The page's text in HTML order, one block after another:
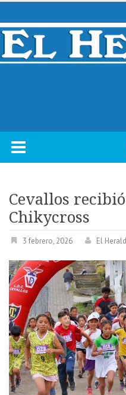
Skip
content
Cevallos
Chikycross
3 febrero, 2026 El